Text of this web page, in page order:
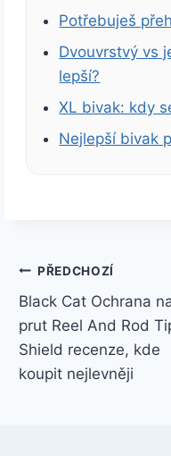
Potřebuješ
Dvouvrstvý vs
lepší?
XL bivak: kdy
Nejlepší bivak
Navigace
pro
příspěvek
PŘEDCHOZÍ
Black Cat Ochrana
prut Reel And Rod
Shield recenze, kde
koupit nejlevněji